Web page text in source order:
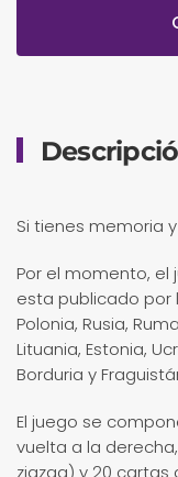
Si tienes memoria
Por el momento, el
esta publicado por
Polonia, Rusia,
Lituania, Estonia,
Borduria y
El juego se
vuelta a la
zigzag) y 20 cartas